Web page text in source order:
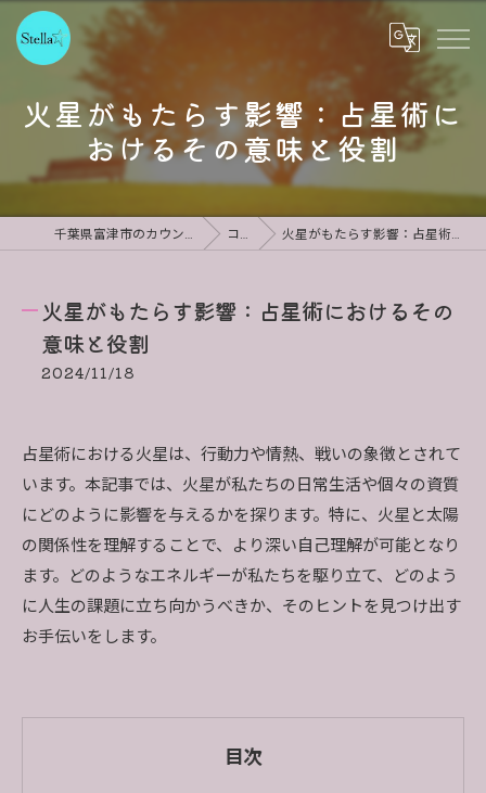
火星がもたらす影響：占星術に
おけるその意味と役割
千葉県富津市のカウンセリングならStella コラム 火星がもたらす影響：占星術におけるその意味と役割
火星がもたらす影響：占星術におけるその
意味と役割
2024/11/18
占星術における火星は、行動力や情熱、戦いの象徴とされて
います。本記事では、火星が私たちの日常生活や個々の資質
にどのように影響を与えるかを探ります。特に、火星と太陽
の関係性を理解することで、より深い自己理解が可能となり
ます。どのようなエネルギーが私たちを駆り立て、どのよう
に人生の課題に立ち向かうべきか、そのヒントを見つけ出す
お手伝いをします。
目次